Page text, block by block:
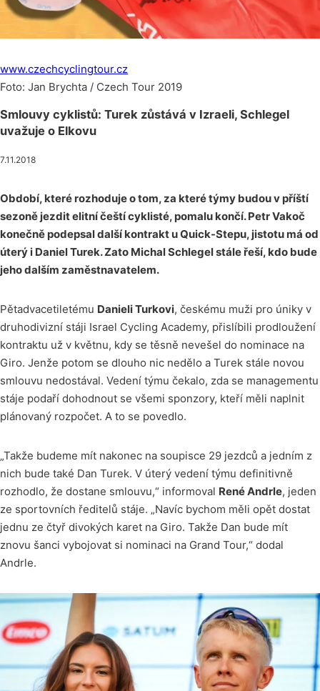
www.czechcyclingtour.cz
Foto: Jan Brychta / Czech Tour 2019
Smlouvy cyklistů: Turek zůstává v Izraeli, Schlegel
uvažuje o Elkovu
7.11.2018
Období, které rozhoduje o tom, za které týmy budou v příští
sezoně jezdit elitní čeští cyklisté, pomalu končí. Petr Vakoč
konečně podepsal další kontrakt u Quick-Stepu, jistotu má od
úterý i Daniel Turek. Zato Michal Schlegel stále řeší, kdo bude
jeho dalším zaměstnavatelem.
Pětadvacetiletému Danieli Turkovi, českému muži pro úniky v
druhodivizní stáji Israel Cycling Academy, přislíbili prodloužení
kontraktu už v květnu, kdy se těsně nevešel do nominace na
Giro. Jenže potom se dlouho nic nedělo a Turek stále novou
smlouvu nedostával. Vedení týmu čekalo, zda se managementu
stáje podaří dohodnout se všemi sponzory, kteří měli naplnit
plánovaný rozpočet. A to se povedlo.
„Takže budeme mít nakonec na soupisce 29 jezdců a jedním z
nich bude také Dan Turek. V úterý vedení týmu definitivně
rozhodlo, že dostane smlouvu,“ informoval René Andrle, jeden
ze sportovních ředitelů stáje. „Navíc bychom měli opět dostat
jednu ze čtyř divokých karet na Giro. Takže Dan bude mít
znovu šanci vybojovat si nominaci na Grand Tour,“ dodal
Andrle.